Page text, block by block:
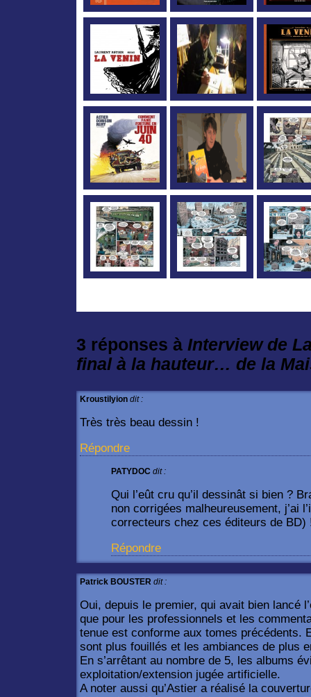
3 réponses à Interview de
final à la hauteur… de la
Kroustilyion dit :
Très très beau dessin !
Répondre
PATYDOC dit :
Qui l’eût cru qu’il dessinât si bien ?
non corrigées malheureusement, j’ai
correcteurs chez ces éditeurs de BD)
Répondre
Patrick BOUSTER dit :
Oui, depuis le premier, qui avait bien lancé
que pour les professionnels et les
tenue est conforme aux tomes précédents.
sont plus fouillés et les ambiances de plus
En s’arrêtant au nombre de 5, les albums
exploitation/extension jugée artificielle.
A noter aussi qu’Astier a réalisé la